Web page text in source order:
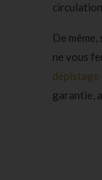
De
ne vous
dépistage
garantie,